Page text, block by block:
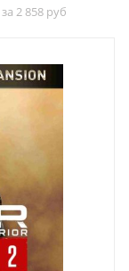
за 2 858 руб